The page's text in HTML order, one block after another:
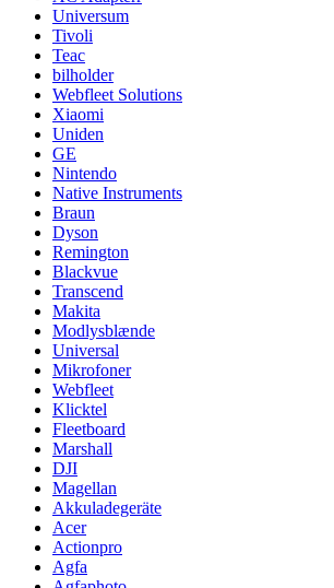
Universum
Tivoli
Teac
bilholder
Webfleet Solutions
Xiaomi
Uniden
GE
Nintendo
Native Instruments
Braun
Dyson
Remington
Blackvue
Transcend
Makita
Modlysblænde
Universal
Mikrofoner
Webfleet
Klicktel
Fleetboard
Marshall
DJI
Magellan
Akkuladegeräte
Acer
Actionpro
Agfa